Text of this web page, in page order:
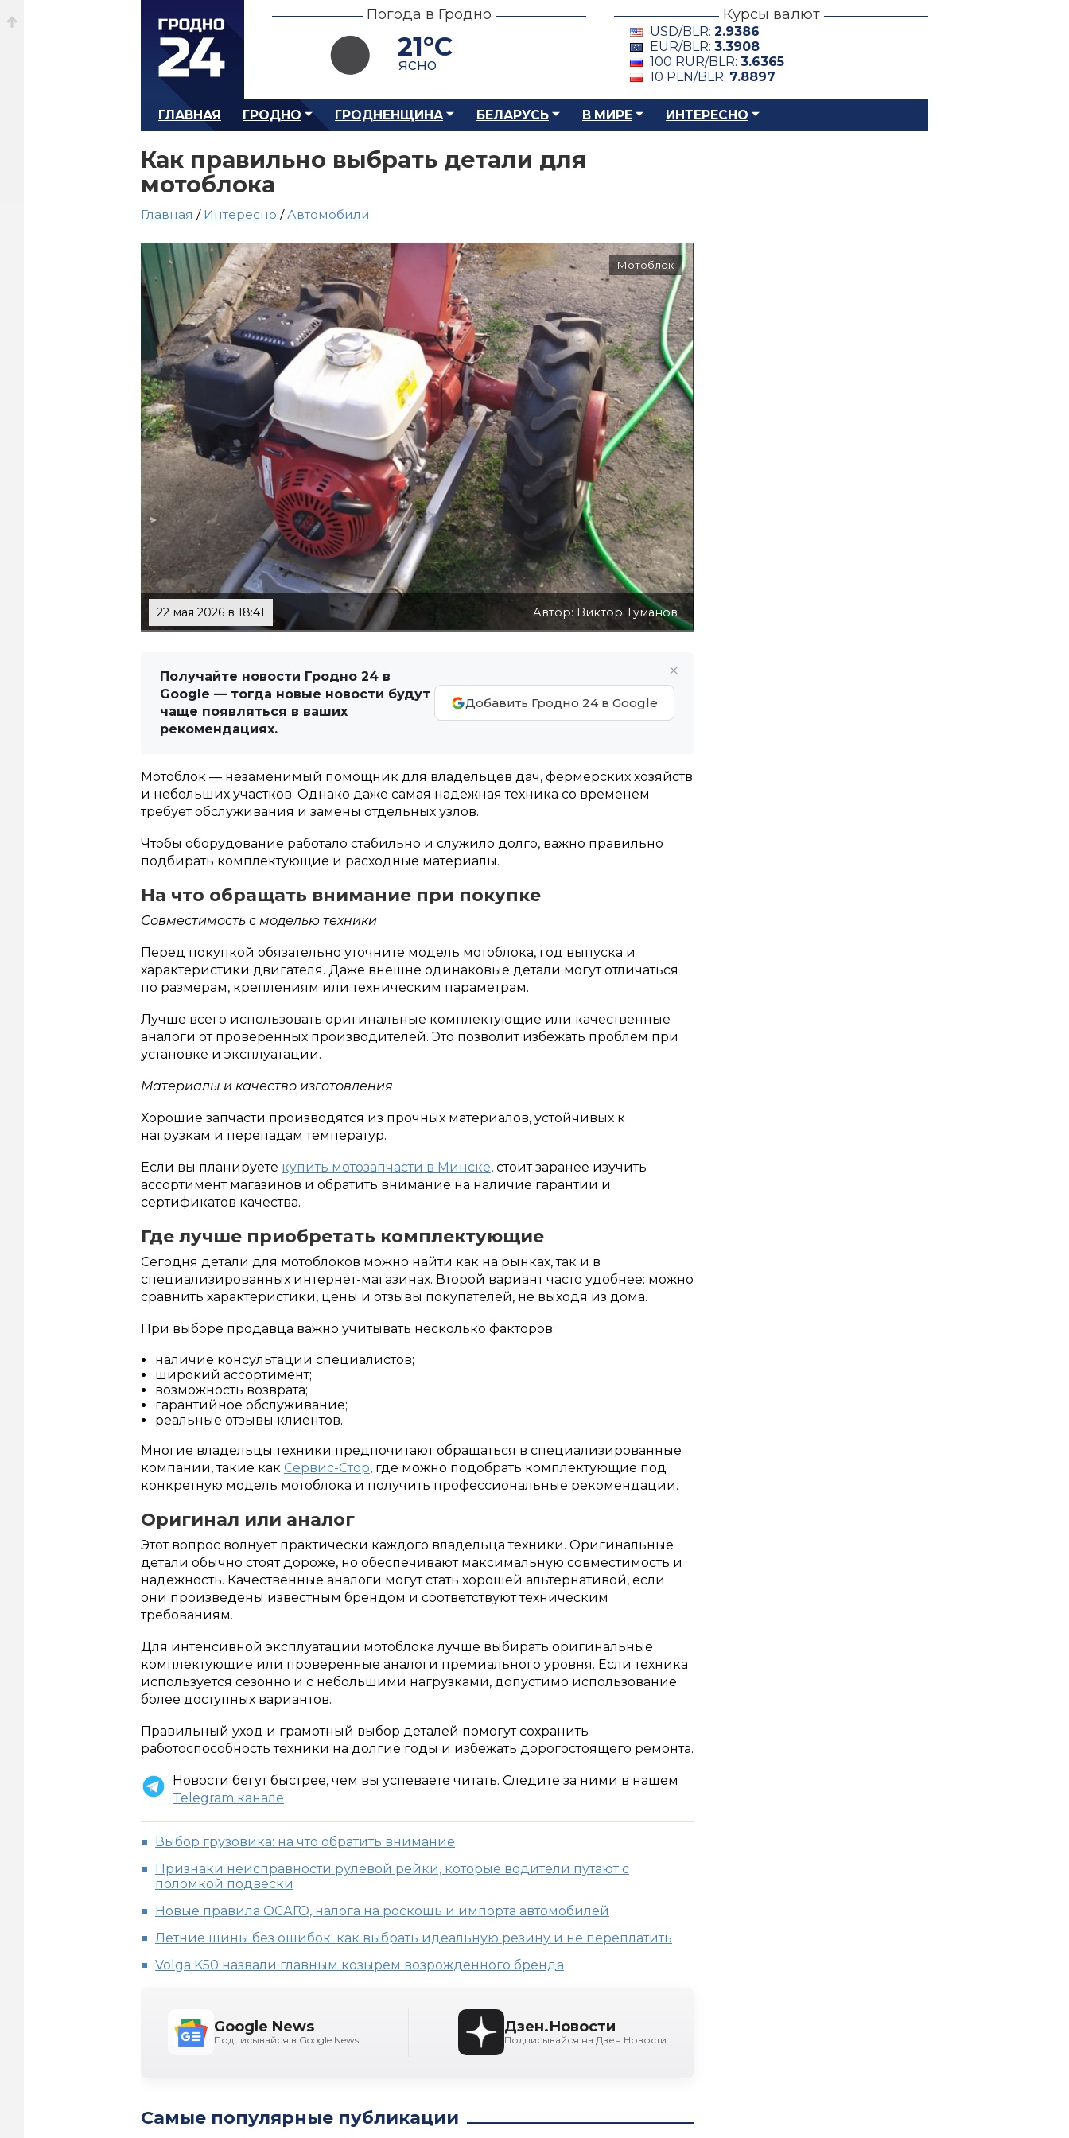
Погода в Гродно
21°C
ясно
Курсы валют
USD/BLR: 2.9386
EUR/BLR: 3.3908
100 RUR/BLR: 3.6365
10 PLN/BLR: 7.8897
ГЛАВНАЯ ГРОДНО ГРОДНЕНЩИНА БЕЛАРУСЬ В МИРЕ ИНТЕРЕСНО
Как правильно выбрать детали для
мотоблока
Главная / Интересно /Автомобили
Мотоблок
22 мая 2026 в 18:41 Автор: Виктор Туманов
Получайте новости Гродно 24 в
Google — тогда новые новости будут
чаще появляться в ваших
рекомендациях.
Добавить Гродно 24 в Google
Мотоблок — незаменимый помощник для владельцев дач, фермерских хозяйств
и небольших участков. Однако даже самая надежная техника со временем
требует обслуживания и замены отдельных узлов.
Чтобы оборудование работало стабильно и служило долго, важно правильно
подбирать комплектующие и расходные материалы.
На что обращать внимание при покупке
Совместимость с моделью техники
Перед покупкой обязательно уточните модель мотоблока, год выпуска и
характеристики двигателя. Даже внешне одинаковые детали могут отличаться
по размерам, креплениям или техническим параметрам.
Лучше всего использовать оригинальные комплектующие или качественные
аналоги от проверенных производителей. Это позволит избежать проблем при
установке и эксплуатации.
Материалы и качество изготовления
Хорошие запчасти производятся из прочных материалов, устойчивых к
нагрузкам и перепадам температур.
Если вы планируете купить мотозапчасти в Минске, стоит заранее изучить
ассортимент магазинов и обратить внимание на наличие гарантии и
сертификатов качества.
Где лучше приобретать комплектующие
Сегодня детали для мотоблоков можно найти как на рынках, так и в
специализированных интернет-магазинах. Второй вариант часто удобнее: можно
сравнить характеристики, цены и отзывы покупателей, не выходя из дома.
При выборе продавца важно учитывать несколько факторов:
наличие консультации специалистов;
широкий ассортимент;
возможность возврата;
гарантийное обслуживание;
реальные отзывы клиентов.
Многие владельцы техники предпочитают обращаться в специализированные
компании, такие как Сервис-Стор, где можно подобрать комплектующие под
конкретную модель мотоблока и получить профессиональные рекомендации.
Оригинал или аналог
Этот вопрос волнует практически каждого владельца техники. Оригинальные
детали обычно стоят дороже, но обеспечивают максимальную совместимость и
надежность. Качественные аналоги могут стать хорошей альтернативой, если
они произведены известным брендом и соответствуют техническим
требованиям.
Для интенсивной эксплуатации мотоблока лучше выбирать оригинальные
комплектующие или проверенные аналоги премиального уровня. Если техника
используется сезонно и с небольшими нагрузками, допустимо использование
более доступных вариантов.
Правильный уход и грамотный выбор деталей помогут сохранить
работоспособность техники на долгие годы и избежать дорогостоящего ремонта.
Новости бегут быстрее, чем вы успеваете читать. Следите за ними в нашем
Telegram канале
Выбор грузовика: на что обратить внимание
Признаки неисправности рулевой рейки, которые водители путают с
поломкой подвески
Новые правила ОСАГО, налога на роскошь и импорта автомобилей
Летние шины без ошибок: как выбрать идеальную резину и не переплатить
Volga K50 назвали главным козырем возрожденного бренда
Google News
Подписывайся в Google News
Дзен.Новости
Подписывайся на Дзен.Новости
Самые популярные публикации